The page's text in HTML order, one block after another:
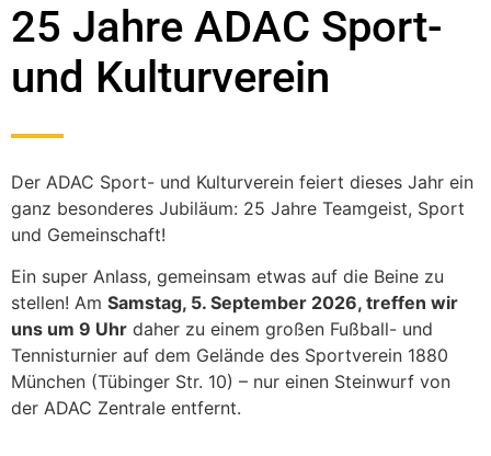
25 Jahre ADAC Sport-
und Kulturverein
Der ADAC Sport- und Kulturverein feiert dieses Jahr ein
ganz besonderes Jubiläum: 25 Jahre Teamgeist, Sport
und Gemeinschaft!
Ein super Anlass, gemeinsam etwas auf die Beine zu
stellen! Am Samstag, 5. September 2026, treffen wir
uns um 9 Uhr daher zu einem großen Fußball- und
Tennisturnier auf dem Gelände des Sportverein 1880
München (Tübinger Str. 10) – nur einen Steinwurf von
der ADAC Zentrale entfernt.